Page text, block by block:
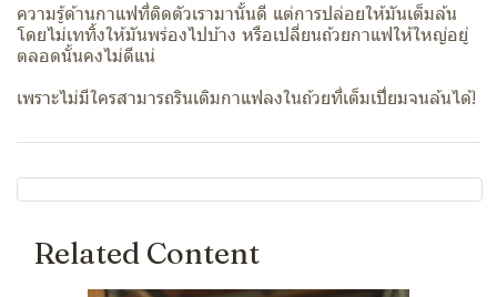
ความรู้ด้านกาแฟที่ติดตัวเรามานั้นดี แต่การปล่อยให้มันเต็มล้น
โดยไม่เททิ้งให้มันพร่องไปบ้าง หรือเปลี่ยนถ้วยกาแฟให้ใหญ่อยู่
ตลอดนั้นคงไม่ดีแน่
เพราะไม่มีใครสามารถรินเติมกาแฟลงในถ้วยที่เต็มเปี่ยมจนล้นได้!
Related Content